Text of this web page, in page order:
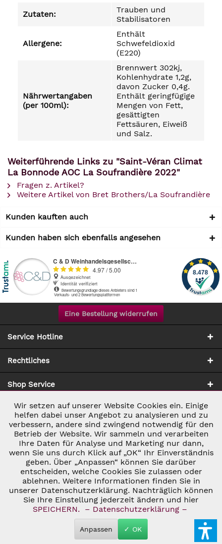
Zutaten:
Trauben und
Stabilisatoren
Allergene:
Enthält
Schwefeldioxid
(E220)
Nährwertangaben
(per 100ml):
Brennwert 302kj,
Kohlenhydrate 1,2g,
davon Zucker 0,4g.
Enthält geringfügige
Mengen von Fett,
gesättigten
Fettsäuren, Eiweiß
und Salz.
Weiterführende Links zu "Saint-Véran Climat
La Bonnode AOC La Soufrandière 2022"
Fragen z. Artikel?
Weitere Artikel von Bret Brothers/La Soufrandière
Kunden kauften auch
Kunden haben sich ebenfalls angesehen
Eine Bestellung widerrufen
Service Hotline
Rechtliches
Shop Service
Zahlung & Versand
* ALLE PREISE INKL. GESETZL. UMSATZSTEUER ZZGL.
VERSANDKOSTEN UND GGF. NACHNAHMEGEBÜHREN, WENN NICHT
ANDERS BESCHRIEBEN
© 2026 C&D WEINHANDEL - ALL RIGHTS RESERVED. THEME BY
THEMEWARE®
Notwendig Aktiv
Marketing Inaktiv
Tracking Inaktiv
Personalisierung Inaktiv
Wir setzen auf unserer Website Cookies ein. Einige
helfen dabei unser Angebot zu analysieren und zu
verbessern, andere sind zwingend notwendig für den
Betrieb der Website. Wir sammeln und verarbeiten
Ihre Daten für Analyse und Marketing nur dann,
wenn Sie uns durch Klick auf „OK“ Ihr Einverständnis
geben. Über „Anpassen“ können Sie darüber
entscheiden, welche Cookies Sie zulassen oder
ablehnen. Weitere Informationen finden Sie in
unserer Datenschutzerklärung. Nachträglich können
Sie Ihre Einstellung jederzeit ändern und hier
SPEICHERN.
– Datenschutzerklärung –
Anpassen ✓ OK